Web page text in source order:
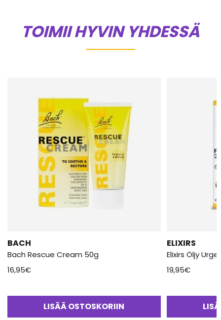
TOIMII HYVIN YHDESSÄ
BACH
Bach Rescue Cream 50g
16,95€
LISÄÄ OSTOSKORIIN
ELIXIRS
Elixirs Öljy
19,95€